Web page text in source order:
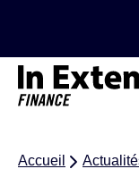
Accueil